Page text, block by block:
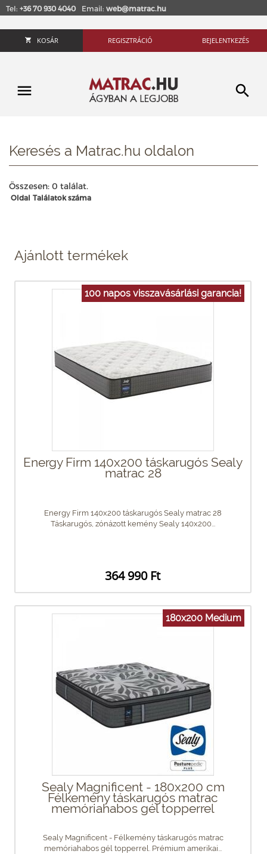
Tel: +36 70 930 4040 Email: web@matrac.hu
KOSÁR REGISZTRÁCIÓ BEJELENTKEZÉS
Keresés a Matrac.hu oldalon
Összesen: 0 találat.
Oldal Találatok száma
Ajánlott termékek
100 napos visszavásárlási garancia!
Energy Firm 140x200 táskarugós Sealy
matrac 28
Energy Firm 140x200 táskarugós Sealy matrac 28
Táskarugós, zónázott kemény Sealy 140x200...
364 990 Ft
180x200 Medium
Sealy Magnificent - 180x200 cm
Félkemény táskarugós matrac
memóriahabos gél topperrel
Sealy Magnificent - Félkemény táskarugós matrac
memóriahabos gél topperrel. Prémium amerikai...